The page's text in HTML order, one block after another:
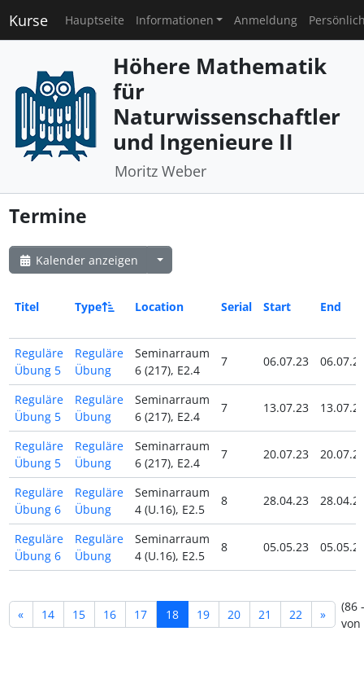
Kurse Hauptseite Informationen Anmeldung
Höhere Mathematik
für
Naturwissenschaftler
und Ingenieure II
Moritz Weber
Termine
Kalender anzeigen
Titel Type Location Serial Start End
Reguläre
Übung 5
Reguläre
Übung
Seminarraum
6 (217), E2.4
7 06.07.23
Reguläre
Übung 5
Reguläre
Übung
Seminarraum
6 (217), E2.4
7 13.07.23
Reguläre
Übung 5
Reguläre
Übung
Seminarraum
6 (217), E2.4
7 20.07.23
Reguläre
Übung 6
Reguläre
Übung
Seminarraum
4 (U.16), E2.5
8 28.04.23
Reguläre
Übung 6
Reguläre
Übung
Seminarraum
4 (U.16), E2.5
8 05.05.23
« 14 15 16 17 18 19 20 21 22 »
(86
von